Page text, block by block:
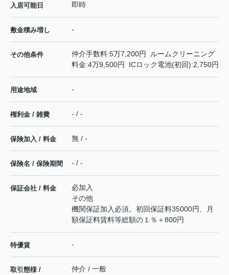
入居可能日 即時
敷金積み増し -
その他条件
仲介手数料:5万7,200円 ルームクリーニング
料金:4万9,500円 ICロック電池(初回):2,750円
用途地域 -
権利金 / 雑費 - / -
保険加入 / 料金 無 / -
保険名 / 保険期間 - / -
保証会社 / 料金
必加入
その他
機関保証加入必須。初回保証料35000円、月
額保証料賃料等総額の１％＋800円
特優賃 -
取引態様 /
仲介 / 一般